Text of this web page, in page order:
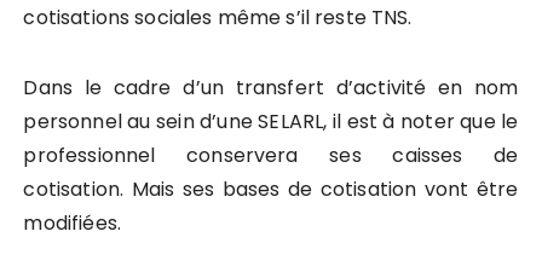
cotisations sociales même s’il reste TNS.
Dans le cadre d’un transfert d’activité en nom
personnel au sein d’une SELARL, il est à noter que le
professionnel conservera ses caisses de
cotisation. Mais ses bases de cotisation vont être
modifiées.